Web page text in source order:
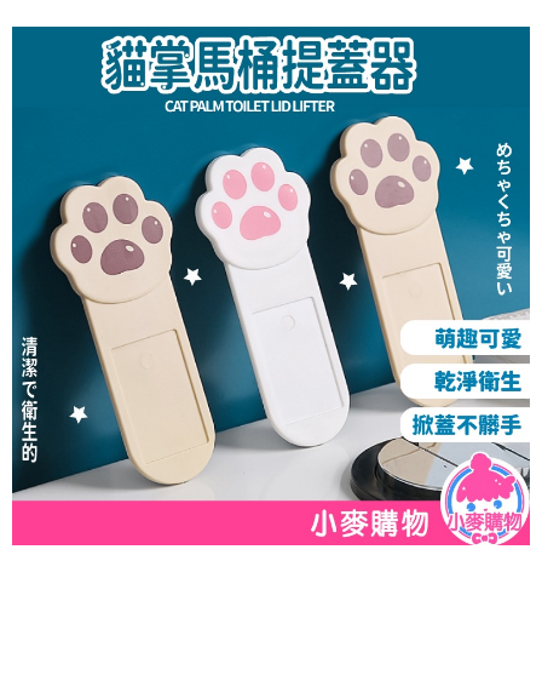
易，需依本服務之必要範圍內提供個人資料，並將交易相關給付款項請求債
權轉讓予恩沛科技股份有限公司。
２．關於個人資料處理事宜，請瀏覽以下網址：
https://aftee.tw/terms/#terms3
３．未成年的使用者請事先徵得法定代理人或監護人之同意方可使用
「AFTEE先享後付」，若未經同意申辦者引起之損失，本公司不負相關責
４．使用「AFTEE先享後付」時，將依據個別帳號之用戶狀況，依本公司即
時審查核予不同之上限額度；若仍有額度不足之情形，本公司將視審查結果
請求用戶進行身份認證。
５．嚴禁一人註冊多個帳號或使用他人資訊註冊。若發現惡意使用之情形，
恩沛科技股份有限公司將有權停止該用戶之使用額度並採取法律行動。